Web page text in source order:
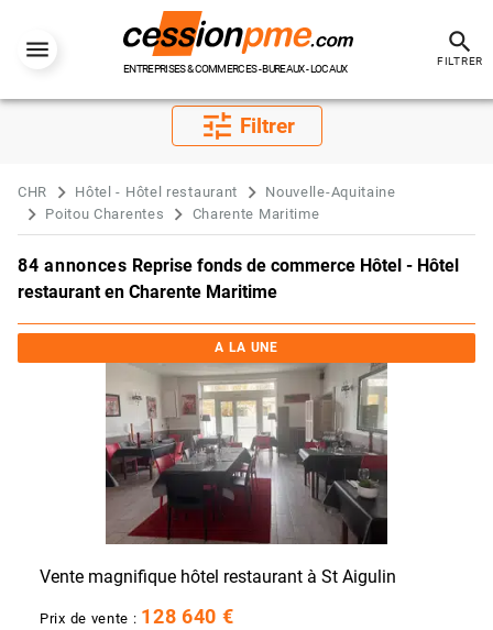
ENTREPRISES & COMMERCES - BUREAUX - LOCAUX
search
FILTRER
tune Filtrer
CHR Hôtel - Hôtel restaurant
Nouvelle-Aquitaine
Poitou Charentes
Charente Maritime
84 annonces Reprise fonds de commerce Hôtel - Hôtel
restaurant en Charente Maritime
A LA UNE
Vente magnifique hôtel restaurant à St Aigulin
Prix de vente : 128 640 €